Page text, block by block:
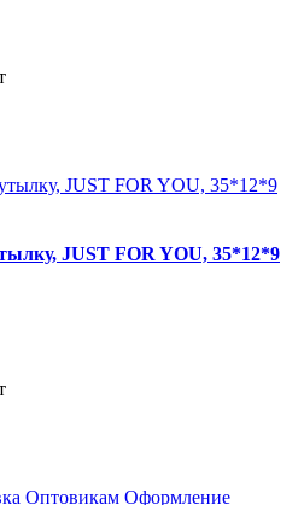
JUST FOR YOU, 35*12*9
Оптовикам Оформление